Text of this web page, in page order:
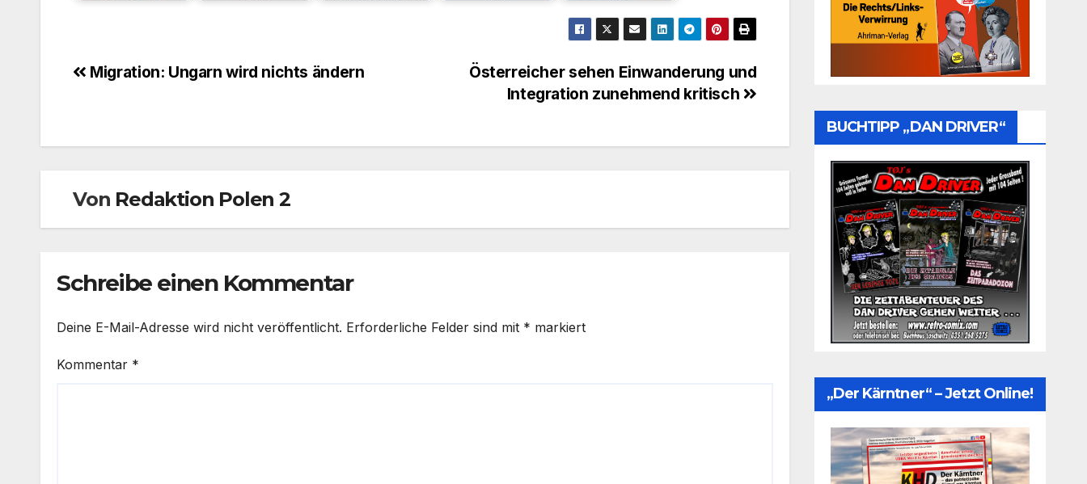
Beitragsnavigation
Österreicher sehen Einwanderung und
Integration zunehmend kritisch
Migration: Ungarn wird nichts ändern
Von Redaktion Polen 2
Schreibe einen Kommentar
Deine E-Mail-Adresse wird nicht veröffentlicht. Erforderliche Felder sind mit * markiert
Kommentar *
BUCHTIPP „DAN DRIVER“
„Der Kärntner“ – Jetzt Online!